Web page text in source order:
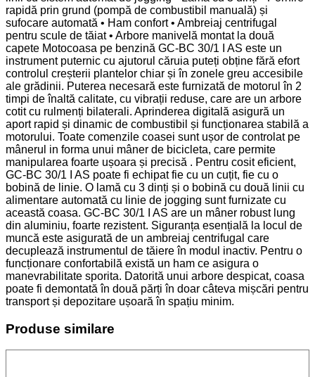
rapidă prin grund (pompă de combustibil manuală) și
sufocare automată • Ham confort • Ambreiaj centrifugal
pentru scule de tăiat • Arbore manivelă montat la două
capete Motocoasa pe benzină GC-BC 30/1 I AS este un
instrument puternic cu ajutorul căruia puteți obține fără efort
controlul creșterii plantelor chiar și în zonele greu accesibile
ale grădinii. Puterea necesară este furnizată de motorul în 2
timpi de înaltă calitate, cu vibrații reduse, care are un arbore
cotit cu rulmenți bilaterali. Aprinderea digitală asigură un
aport rapid și dinamic de combustibil și funcționarea stabilă a
motorului. Toate comenzile coasei sunt ușor de controlat pe
mânerul in forma unui mâner de bicicleta, care permite
manipularea foarte ușoara și precisă . Pentru cosit eficient,
GC-BC 30/1 I AS poate fi echipat fie cu un cuțit, fie cu o
bobină de linie. O lamă cu 3 dinți și o bobină cu două linii cu
alimentare automată cu linie de jogging sunt furnizate cu
această coasa. GC-BC 30/1 I AS are un mâner robust lung
din aluminiu, foarte rezistent. Siguranța esențială la locul de
muncă este asigurată de un ambreiaj centrifugal care
decuplează instrumentul de tăiere în modul inactiv. Pentru o
funcționare confortabilă există un ham ce asigura o
manevrabilitate sporita. Datorită unui arbore despicat, coasa
poate fi demontată în două părți în doar câteva mișcări pentru
transport și depozitare ușoară în spațiu minim.
Produse similare